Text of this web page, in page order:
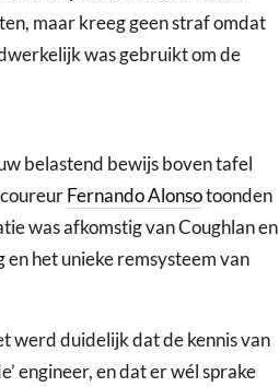
maar kreeg geen straf omdat
was gebruikt om de
belastend bewijs boven tafel
Fernando Alonsotoonden
was afkomstig van Coughlan en
het unieke remsysteem van
werd duidelijk dat de kennis van
engineer, en dat er wél sprake